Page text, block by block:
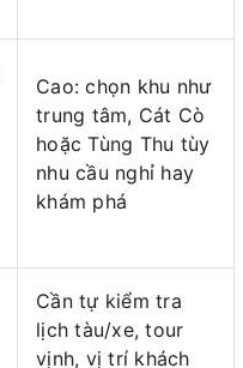
Cao: chọn khu như
trung tâm, Cát Cò
hoặc Tùng Thu tùy
nhu cầu nghỉ hay
khám phá
Cần tự kiểm tra
lịch tàu/xe, tour
vịnh, vị trí khách